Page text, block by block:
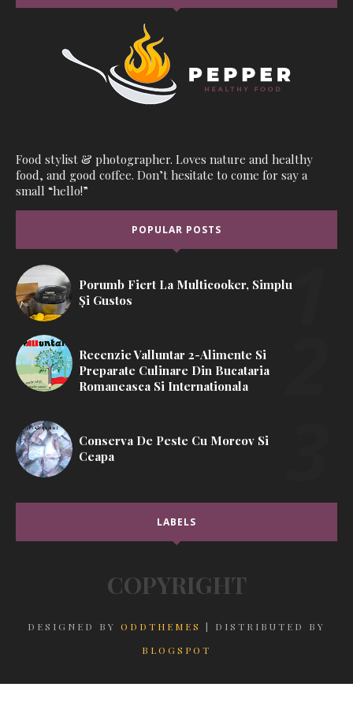
Food stylist & photographer. Loves nature and healthy
food, and good coffee. Don’t hesitate to come for say a
small “hello!”
POPULAR POSTS
Porumb Fiert La Multicooker, Simplu
Și Gustos
Recenzie Valluntar 2-Alimente Si
Preparate Culinare Din Bucataria
Romaneasca Si Internationala
Conserva De Peste Cu Morcov Si
Ceapa
LABELS
COPYRIGHT
DESIGNED BY ODDTHEMES
| DISTRIBUTED BY
BLOGSPOT